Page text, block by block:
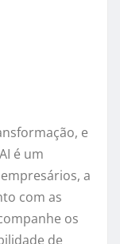
e
é um
a
com as
os
de